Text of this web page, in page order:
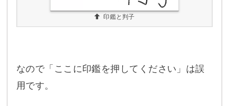
印鑑と判子
なので「ここに印鑑を押してください」は誤
用です。